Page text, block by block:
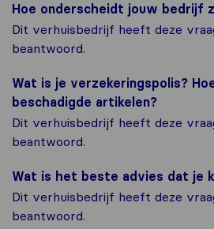
Hoe onderscheidt jouw bedrijf
Dit verhuisbedrijf heeft deze
beantwoord.
Wat is je verzekeringspolis?
beschadigde artikelen?
Dit verhuisbedrijf heeft deze
beantwoord.
Wat is het beste advies dat je
Dit verhuisbedrijf heeft deze
beantwoord.